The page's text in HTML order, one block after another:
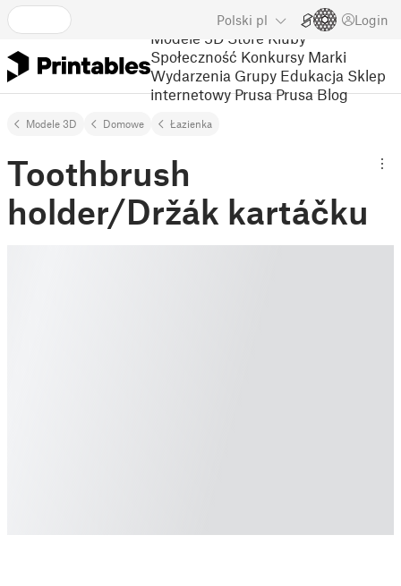
Polski pl Login
Modele 3D Store Kluby
Społeczność Konkursy Marki
Wydarzenia Grupy Edukacja Sklep
internetowy Prusa Prusa Blog
Modele 3D Domowe Łazienka
Toothbrush
holder/Držák kartáčku